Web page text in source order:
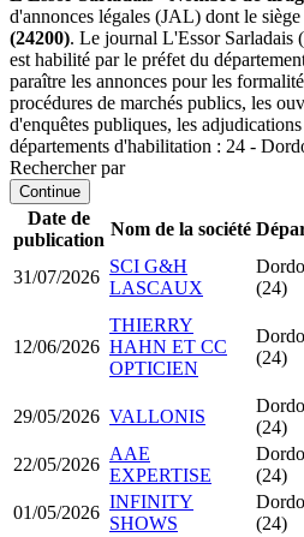
d'annonces légales (JAL) dont le
(24200). Le journal L'Essor Sarladais
est habilité par le préfet du
paraître les annonces pour les
procédures de marchés publics, les
d'enquêtes publiques, les
départements d'habilitation : 24 -
Rechercher par
Continue
Date de
publication
Nom de la société
31/07/2026
SCI G&H
LASCAUX
(24)
12/06/2026
THIERRY
HAHN ET CC
OPTICIEN
(24)
29/05/2026 VALLONIS
(24)
22/05/2026
AAE
EXPERTISE
(24)
01/05/2026
INFINITY
SHOWS
(24)